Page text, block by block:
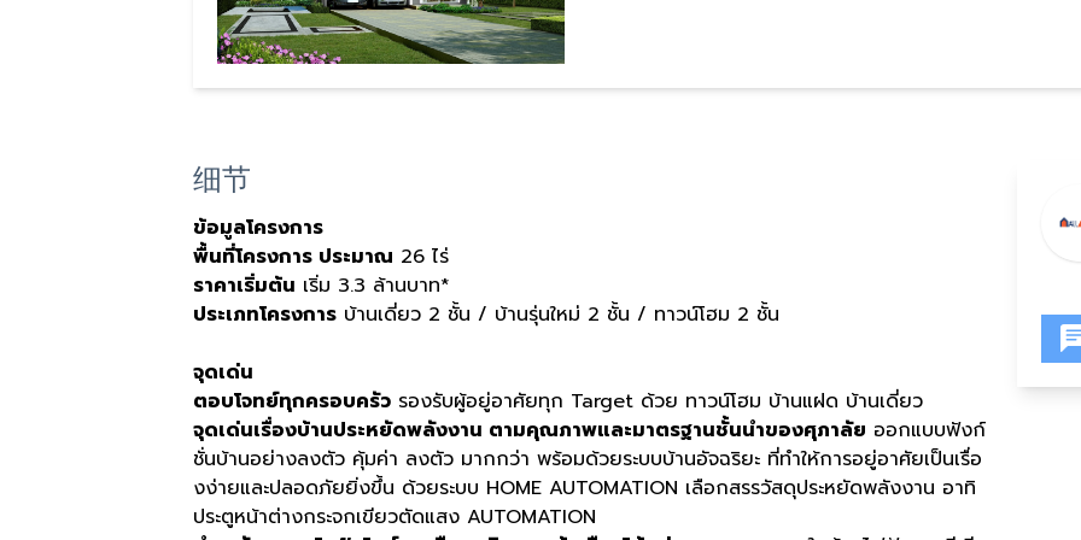
细节
ข้อมูลโครงการ
พื้นที่โครงการ ประมาณ 26 ไร่
ราคาเริ่มต้น เริ่ม 3.3 ล้านบาท*
ประเภทโครงการ บ้านเดี่ยว 2 ชั้น / บ้านรุ่นใหม่ 2 ชั้น / ทาวน์โฮม 2 ชั้น
จุดเด่น
ตอบโจทย์ทุกครอบครัว รองรับผู้อยู่อาศัยทุก Target ด้วย ทาวน์โฮม บ้านแฝด บ้านเดี่ยว
จุดเด่นเรื่องบ้านประหยัดพลังงาน ตามคุณภาพและมาตรฐานชั้นนำของศุภาลัย ออกแบบฟังก์
ชั่นบ้านอย่างลงตัว คุ้มค่า ลงตัว มากกว่า พร้อมด้วยระบบบ้านอัจฉริยะ ที่ทำให้การอยู่อาศัยเป็นเรื่อ
งง่ายและปลอดภัยยิ่งขึ้น ด้วยระบบ HOME AUTOMATION เลือกสรรวัสดุประหยัดพลังงาน อาทิ
ประตูหน้าต่างกระจกเขียวตัดแสง AUTOMATION